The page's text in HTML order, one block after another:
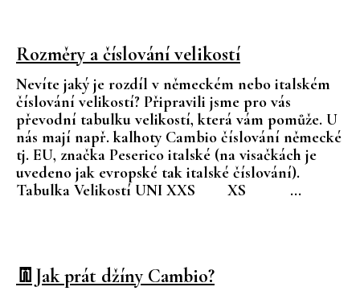
Rozměry a číslování velikostí
Nevíte jaký je rozdíl v německém nebo italském
číslování velikostí? Připravili jsme pro vás
převodní tabulku velikostí, která vám pomůže. U
nás mají např. kalhoty Cambio číslování německé
tj. EU, značka Peserico italské (na visačkách je
uvedeno jak evropské tak italské číslování).
Tabulka Velikostí UNI XXS XS ...
👖Jak prát džíny Cambio?